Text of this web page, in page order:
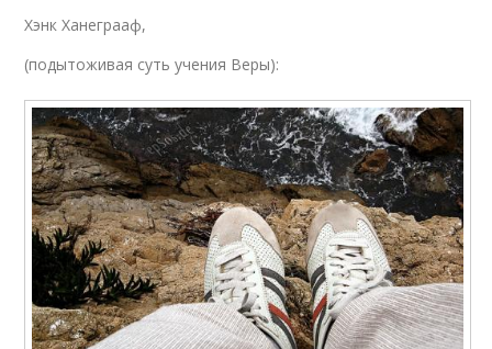
Хэнк Ханеграаф,
(подытоживая суть учения Веры):